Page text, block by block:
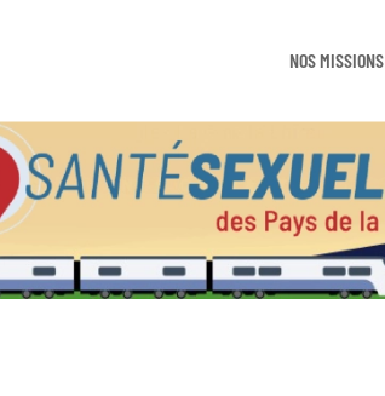
NOS MISSIONS